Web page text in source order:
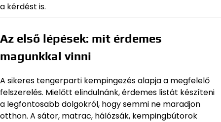
a kérdést is.
Az első lépések: mit érdemes
magunkkal vinni
A sikeres tengerparti kempingezés alapja a megfelelő
felszerelés. Mielőtt elindulnánk, érdemes listát készíteni
a legfontosabb dolgokról, hogy semmi ne maradjon
otthon. A sátor, matrac, hálózsák, kempingbútorok